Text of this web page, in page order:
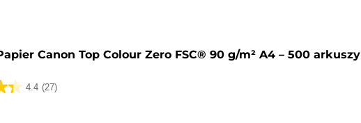
Canon Top Colour Zero FSC® 90 g/m² A4 – 500 arkuszy
4.4 (27)